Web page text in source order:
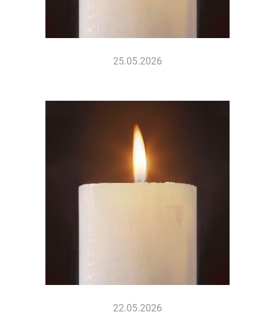
25.05.2026
22.05.2026